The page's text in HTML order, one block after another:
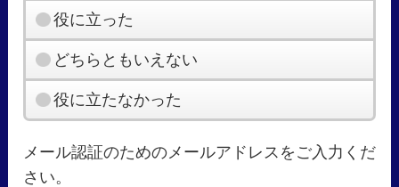
役に立った
どちらともいえない
役に立たなかった
メール認証のためのメールアドレスをご入力くだ
さい。